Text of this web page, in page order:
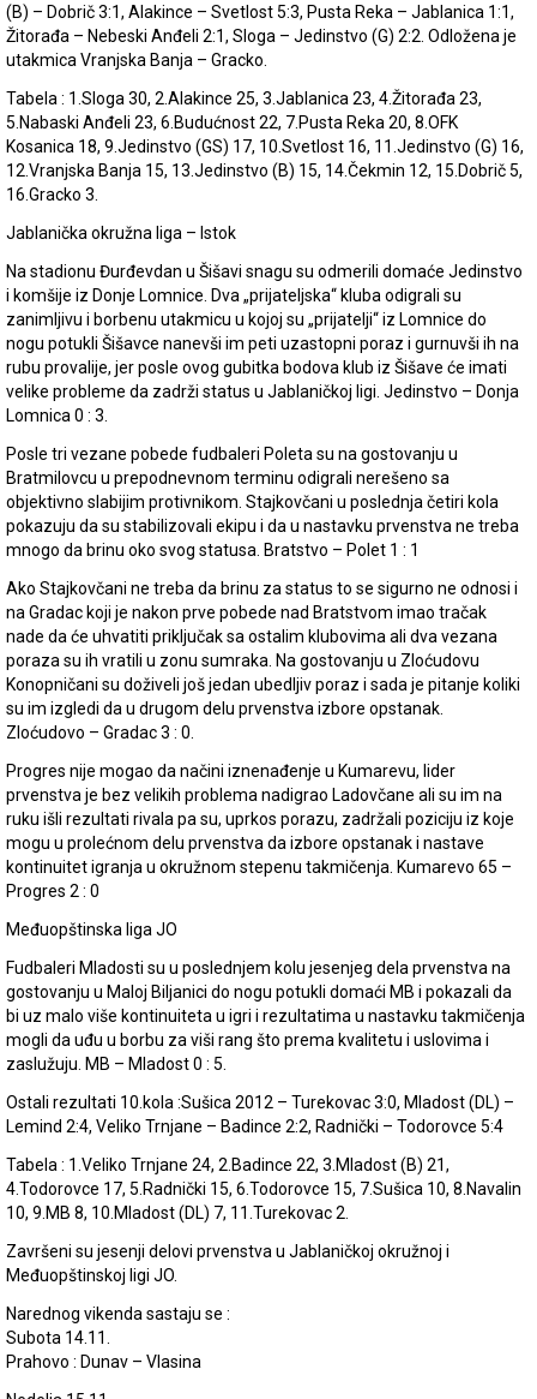
(B) – Dobrič 3:1, Alakince – Svetlost 5:3, Pusta Reka – Jablanica 1:1,
Žitorađa – Nebeski Anđeli 2:1, Sloga – Jedinstvo (G) 2:2. Odložena je
utakmica Vranjska Banja – Gracko.
Tabela : 1.Sloga 30, 2.Alakince 25, 3.Jablanica 23, 4.Žitorađa 23,
5.Nabaski Anđeli 23, 6.Budućnost 22, 7.Pusta Reka 20, 8.OFK
Kosanica 18, 9.Jedinstvo (GS) 17, 10.Svetlost 16, 11.Jedinstvo (G) 16,
12.Vranjska Banja 15, 13.Jedinstvo (B) 15, 14.Čekmin 12, 15.Dobrič 5,
16.Gracko 3.
Jablanička okružna liga – Istok
Na stadionu Đurđevdan u Šišavi snagu su odmerili domaće Jedinstvo
i komšije iz Donje Lomnice. Dva „prijateljska“ kluba odigrali su
zanimljivu i borbenu utakmicu u kojoj su „prijatelji“ iz Lomnice do
nogu potukli Šišavce nanevši im peti uzastopni poraz i gurnuvši ih na
rubu provalije, jer posle ovog gubitka bodova klub iz Šišave će imati
velike probleme da zadrži status u Jablaničkoj ligi. Jedinstvo – Donja
Lomnica 0 : 3.
Posle tri vezane pobede fudbaleri Poleta su na gostovanju u
Bratmilovcu u prepodnevnom terminu odigrali nerešeno sa
objektivno slabijim protivnikom. Stajkovčani u poslednja četiri kola
pokazuju da su stabilizovali ekipu i da u nastavku prvenstva ne treba
mnogo da brinu oko svog statusa. Bratstvo – Polet 1 : 1
Ako Stajkovčani ne treba da brinu za status to se sigurno ne odnosi i
na Gradac koji je nakon prve pobede nad Bratstvom imao tračak
nade da će uhvatiti priključak sa ostalim klubovima ali dva vezana
poraza su ih vratili u zonu sumraka. Na gostovanju u Zloćudovu
Konopničani su doživeli još jedan ubedljiv poraz i sada je pitanje koliki
su im izgledi da u drugom delu prvenstva izbore opstanak.
Zloćudovo – Gradac 3 : 0.
Progres nije mogao da načini iznenađenje u Kumarevu, lider
prvenstva je bez velikih problema nadigrao Ladovčane ali su im na
ruku išli rezultati rivala pa su, uprkos porazu, zadržali poziciju iz koje
mogu u prolećnom delu prvenstva da izbore opstanak i nastave
kontinuitet igranja u okružnom stepenu takmičenja. Kumarevo 65 –
Progres 2 : 0
Međuopštinska liga JO
Fudbaleri Mladosti su u poslednjem kolu jesenjeg dela prvenstva na
gostovanju u Maloj Biljanici do nogu potukli domaći MB i pokazali da
bi uz malo više kontinuiteta u igri i rezultatima u nastavku takmičenja
mogli da uđu u borbu za viši rang što prema kvalitetu i uslovima i
zaslužuju. MB – Mladost 0 : 5.
Ostali rezultati 10.kola :Sušica 2012 – Turekovac 3:0, Mladost (DL) –
Lemind 2:4, Veliko Trnjane – Badince 2:2, Radnički – Todorovce 5:4
Tabela : 1.Veliko Trnjane 24, 2.Badince 22, 3.Mladost (B) 21,
4.Todorovce 17, 5.Radnički 15, 6.Todorovce 15, 7.Sušica 10, 8.Navalin
10, 9.MB 8, 10.Mladost (DL) 7, 11.Turekovac 2.
Završeni su jesenji delovi prvenstva u Jablaničkoj okružnoj i
Međuopštinskoj ligi JO.
Narednog vikenda sastaju se :
Subota 14.11.
Prahovo : Dunav – Vlasina